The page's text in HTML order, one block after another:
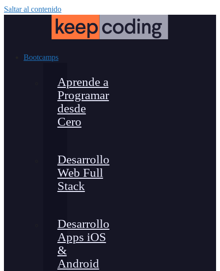
Saltar al contenido
Bootcamps
Aprende a
Programar
desde
Cero
Desarrollo
Web Full
Stack
Desarrollo
Apps iOS
&
Android